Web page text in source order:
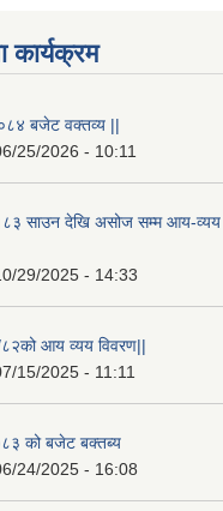
बजेट वक्तव्य ||
25/2026 - 10:11
साउन देखि असोज सम्म आय-व्यय
29/2025 - 14:33
आय व्यय विवरण||
15/2025 - 11:11
को बजेट बक्तब्य
24/2025 - 16:08